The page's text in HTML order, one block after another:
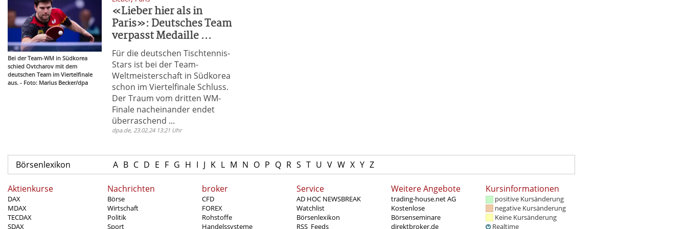
Bei der Team-WM in Südkorea
schied Ovtcharov mit dem
deutschen Team im Viertelfinale
aus. - Foto: Marius Becker/dpa
«Lieber hier als in
Paris»: Deutsches Team
verpasst Medaille ...
Für die deutschen Tischtennis-
Stars ist bei der Team-
Weltmeisterschaft in Südkorea
schon im Viertelfinale Schluss.
Der Traum vom dritten WM-
Finale nacheinander endet
überraschend ...
dpa.de, 23.02.24 13:21 Uhr
Börsenlexikon A B C D E F G H I J K L M N O P Q R S T U V W X Y Z
Aktienkurse
DAX
MDAX
TECDAX
SDAX
Nachrichten
Börse
Wirtschaft
Politik
Sport
broker
CFD
FOREX
Rohstoffe
Handelssysteme
Service
AD HOC NEWSBREAK
Watchlist
Börsenlexikon
RSS_Feeds
Weitere Angebote
trading-house.net AG
Kostenlose
Börsenseminare
direktbroker.de
Kursinformationen
positive Kursänderung
negative Kursänderung
Keine Kursänderung
Realtime